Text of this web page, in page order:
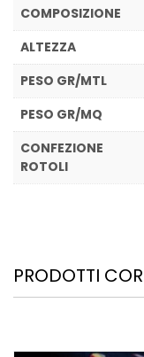
COMPOSIZIONE
ALTEZZA
PESO GR/MTL
PESO GR/MQ
CONFEZIONE
ROTOLI
PRODOTTI